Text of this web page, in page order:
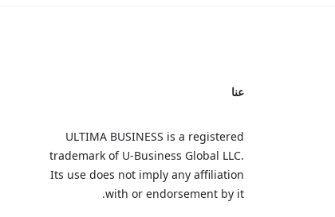
عنا
ULTIMA BUSINESS is a registered
trademark of U‑Business Global LLC.
Its use does not imply any affiliation
with or endorsement by it.